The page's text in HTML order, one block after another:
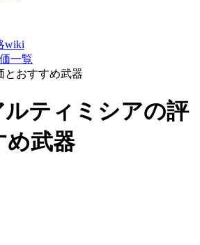
wiki
一覧
とおすすめ武器
ルティミシアの評
め武器